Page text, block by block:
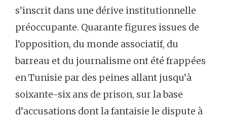
s’inscrit dans une dérive institutionnelle
préoccupante. Quarante figures issues de
l’opposition, du monde associatif, du
barreau et du journalisme ont été frappées
en Tunisie par des peines allant jusqu’à
soixante-six ans de prison, sur la base
d’accusations dont la fantaisie le dispute à